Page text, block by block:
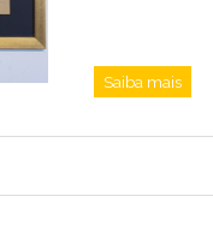
Saiba mais